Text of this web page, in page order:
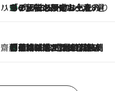
ハワイ賢者 リサのお気に入りリスト2026.8.6
あの伝説の限定トートも！ リニューアルした「ディーン＆デルーカ ハワイ」で必須のお土産8選
齋藤 薫 美容脳ルネサンス
2026.8.6
「荷物が増えるほど旅ストレスは増す」美容ジャーナリストがたどり着いた最終結論。“化粧品を劇的に減らす”感動の凝縮美容とは